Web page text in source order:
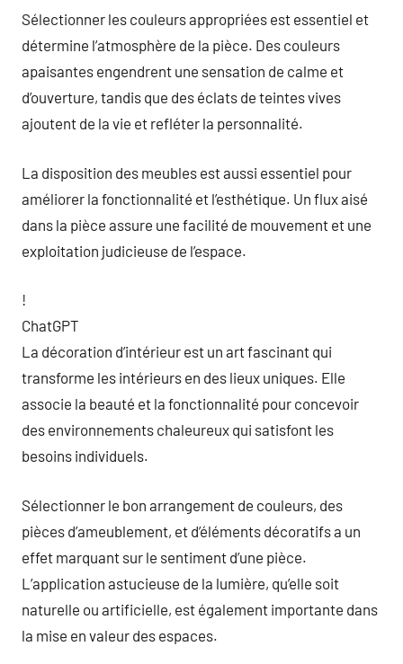
Sélectionner les couleurs appropriées est essentiel et
détermine l’atmosphère de la pièce. Des couleurs
apaisantes engendrent une sensation de calme et
d’ouverture, tandis que des éclats de teintes vives
ajoutent de la vie et refléter la personnalité.
La disposition des meubles est aussi essentiel pour
améliorer la fonctionnalité et l’esthétique. Un flux aisé
dans la pièce assure une facilité de mouvement et une
exploitation judicieuse de l’espace.
!
ChatGPT
La décoration d’intérieur est un art fascinant qui
transforme les intérieurs en des lieux uniques. Elle
associe la beauté et la fonctionnalité pour concevoir
des environnements chaleureux qui satisfont les
besoins individuels.
Sélectionner le bon arrangement de couleurs, des
pièces d’ameublement, et d’éléments décoratifs a un
effet marquant sur le sentiment d’une pièce.
L’application astucieuse de la lumière, qu’elle soit
naturelle ou artificielle, est également importante dans
la mise en valeur des espaces.